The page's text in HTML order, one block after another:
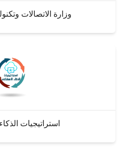
وزارة الاتصالات
استراتيجيات